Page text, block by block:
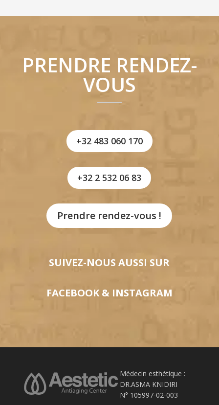
PRENDRE RENDEZ-
VOUS
+32 483 060 170
+32 2 532 06 83
Prendre rendez-vous !
SUIVEZ-NOUS AUSSI SUR
FACEBOOK& INSTAGRAM
Médecin esthétique :
DR.ASMA KNIDIRI
N° 105997-02-003